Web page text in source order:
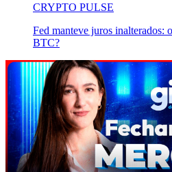
CRYPTO PULSE
Fed manteve juros inalterados:
BTC?